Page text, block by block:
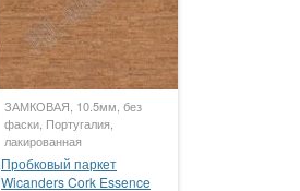
ЗАМКОВАЯ, 10.5мм, без
фаски, Португалия,
лакированная
Пробковый паркет
Wicanders Cork Essence